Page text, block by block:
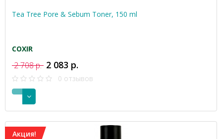
Tea Tree Pore & Sebum Toner, 150 ml
COXIR
2 708 р. 2 083 р.
0 отзывов
Акция!